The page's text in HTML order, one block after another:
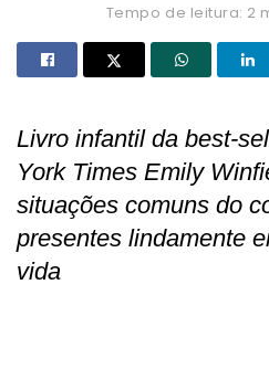
Tempo de leitura: 2
Livro infantil da best-
York Times Emily
situações comuns do
presentes lindamente
vida